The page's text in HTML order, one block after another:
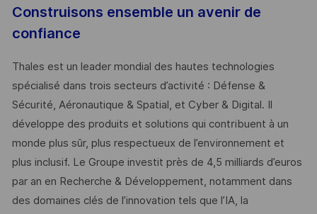
Construisons ensemble un avenir de
confiance
Thales est un leader mondial des hautes technologies
spécialisé dans trois secteurs d’activité : Défense &
Sécurité, Aéronautique & Spatial, et Cyber & Digital. Il
développe des produits et solutions qui contribuent à un
monde plus sûr, plus respectueux de l’environnement et
plus inclusif. Le Groupe investit près de 4,5 milliards d’euros
par an en Recherche & Développement, notamment dans
des domaines clés de l’innovation tels que l’IA, la